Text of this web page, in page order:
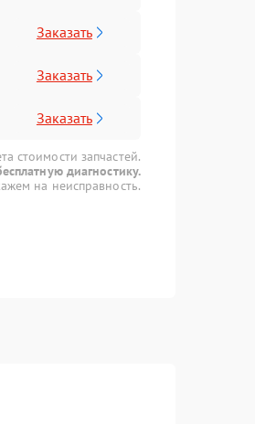
Заказать
Заказать
Заказать
стоимости запчастей.
диагностику.
на неисправность.